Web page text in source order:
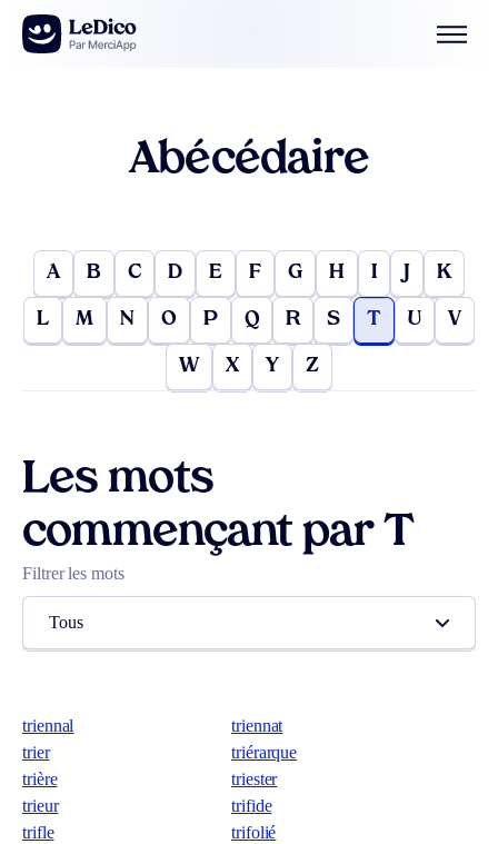
Aller au contenu
Abécédaire
A B C D E F G H I J K
L M N O P Q R S T U V
W X Y Z
Les mots
commençant par T
Filtrer les mots
Tous
triennal
triennat
trier
triérarque
trière
triester
trieur
trifide
trifle
trifolié